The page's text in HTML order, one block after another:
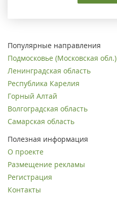
Популярные направления
Подмосковье (Московская обл.)
Ленинградская область
Республика Карелия
Горный Алтай
Волгоградская область
Самарская область
Полезная информация
О проекте
Размещение рекламы
Регистрация
Контакты